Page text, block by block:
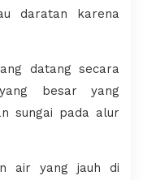
daratan karena
datang secara
besar yang
sungai pada alur
air yang jauh di